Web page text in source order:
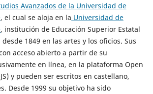
Avanzados de la Universidad de
, el cual se aloja en la Universidad de
, institución de Educación Superior Estatal
1849 en las artes y los oficios. Sus
acceso abierto a partir de su
en línea, en la plataforma Open
y pueden ser escritos en castellano,
Desde 1999 su objetivo ha sido